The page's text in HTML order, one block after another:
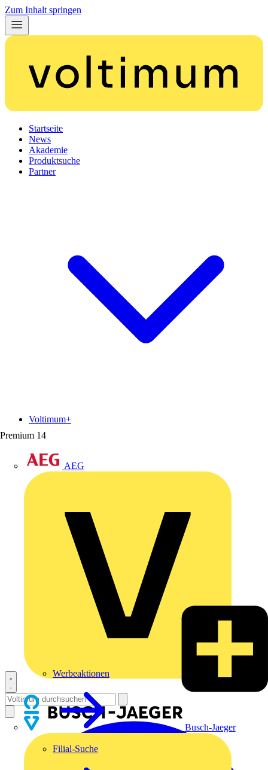
Zum Inhalt springen
Startseite
News
Akademie
Produktsuche
Partner
Premium 14
AEG
Busch-Jaeger
Voltimum+
Werbeaktionen
Filial-Suche